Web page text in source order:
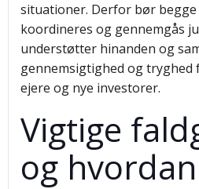
situationer. Derfor bør
koordineres og gennemgås
understøtter hinanden og
gennemsigtighed og tryghed
ejere og nye investorer.
Vigtige
og